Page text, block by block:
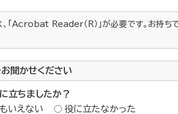
「Acrobat Reader（R）」が必要です。お持ち
聞かせください
立ちましたか？
いえない 役に立たなかった